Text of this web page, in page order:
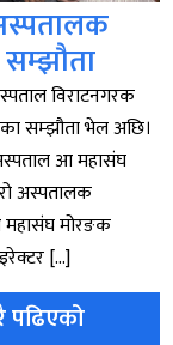
विराटनगरक
सम्झौता भेल अछि।
अस्पताल आ महासंघ
अस्पतालक
महासंघ मोरङक
[…]
पढिएको